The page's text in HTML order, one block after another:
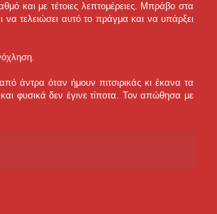
και με τέτοιες λεπτομέρειες. Μπράβο στα
τελειώσει αυτό το πράγμα και να υπάρξει
άντρα όταν ήμουν πιτσιρικάς κι έκανα τα
φυσικά δεν έγινε τίποτα. Τον απώθησα με